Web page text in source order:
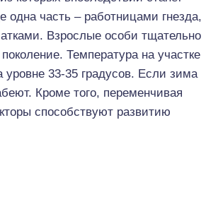
часть – работницами гнезда,
Взрослые особи тщательно
Температура на участке
уровне 33-35 градусов. Если зима
Кроме того, переменчивая
способствуют развитию